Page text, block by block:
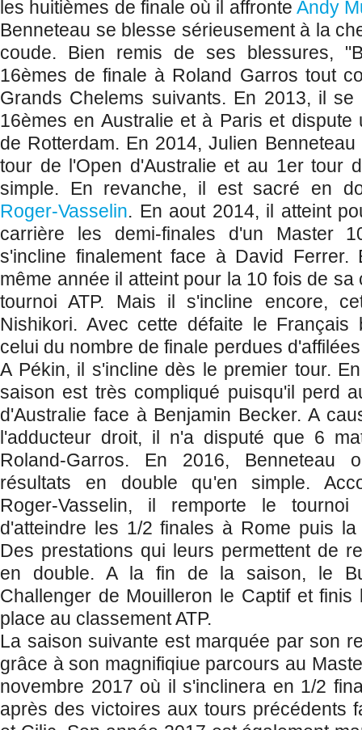
les huitièmes de finale où il affronte Andy
Benneteau se blesse sérieusement à la
coude. Bien remis de ses blessures,
16èmes de finale à Roland Garros tout
Grands Chelems suivants. En 2013, il
16èmes en Australie et à Paris et dispute
de Rotterdam. En 2014, Julien
tour de l'Open d'Australie et au 1er tour
simple. En revanche, il est sacré en
Roger-Vasselin. En aout 2014, il atteint
carrière les demi-finales d'un Master
s'incline finalement face à David Ferrer.
même année il atteint pour la 10 fois de
tournoi ATP. Mais il s'incline encore,
Nishikori. Avec cette défaite le Français
celui du nombre de finale perdues
A Pékin, il s'incline dès le premier tour.
saison est très compliqué puisqu'il perd
d'Australie face à Benjamin Becker. A
l'adducteur droit, il n'a disputé que 6
Roland-Garros. En 2016, Benneteau
résultats en double qu'en simple.
Roger-Vasselin, il remporte le
d'atteindre les 1/2 finales à Rome puis
Des prestations qui leurs permettent de
en double. A la fin de la saison, le
Challenger de Mouilleron le Captif et finis
place au classement ATP.
La saison suivante est marquée par son
grâce à son magnifiqiue parcours au
novembre 2017 où il s'inclinera en 1/2
après des victoires aux tours précédents